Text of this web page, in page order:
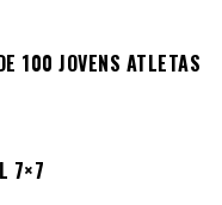
100 JOVENS ATLETAS
7×7